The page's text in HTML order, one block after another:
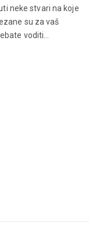
neke stvari na koje
su za vaš
voditi…